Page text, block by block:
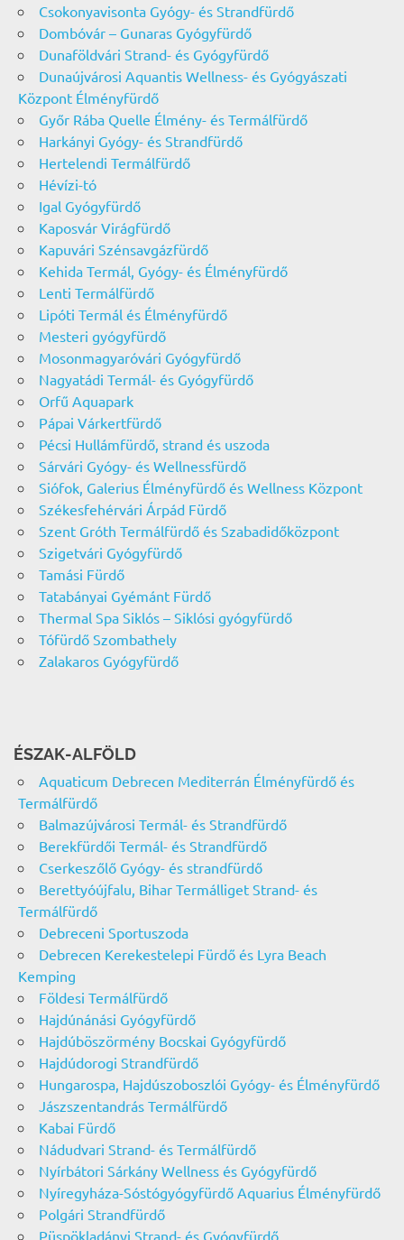
Csokonyavisonta Gyógy- és Strandfürdő
Dombóvár – Gunaras Gyógyfürdő
Dunaföldvári Strand- és Gyógyfürdő
Dunaújvárosi Aquantis Wellness- és Gyógyászati
Központ Élményfürdő
Győr Rába Quelle Élmény- és Termálfürdő
Harkányi Gyógy- és Strandfürdő
Hertelendi Termálfürdő
Hévízi-tó
Igal Gyógyfürdő
Kaposvár Virágfürdő
Kapuvári Szénsavgázfürdő
Kehida Termál, Gyógy- és Élményfürdő
Lenti Termálfürdő
Lipóti Termál és Élményfürdő
Mesteri gyógyfürdő
Mosonmagyaróvári Gyógyfürdő
Nagyatádi Termál- és Gyógyfürdő
Orfű Aquapark
Pápai Várkertfürdő
Pécsi Hullámfürdő, strand és uszoda
Sárvári Gyógy- és Wellnessfürdő
Siófok, Galerius Élményfürdő és Wellness Központ
Székesfehérvári Árpád Fürdő
Szent Gróth Termálfürdő és Szabadidőközpont
Szigetvári Gyógyfürdő
Tamási Fürdő
Tatabányai Gyémánt Fürdő
Thermal Spa Siklós – Siklósi gyógyfürdő
Tófürdő Szombathely
Zalakaros Gyógyfürdő
ÉSZAK-ALFÖLD
Aquaticum Debrecen Mediterrán Élményfürdő és
Termálfürdő
Balmazújvárosi Termál- és Strandfürdő
Berekfürdői Termál- és Strandfürdő
Cserkeszőlő Gyógy- és strandfürdő
Berettyóújfalu, Bihar Termálliget Strand- és
Termálfürdő
Debreceni Sportuszoda
Debrecen Kerekestelepi Fürdő és Lyra Beach
Kemping
Földesi Termálfürdő
Hajdúnánási Gyógyfürdő
Hajdúböszörmény Bocskai Gyógyfürdő
Hajdúdorogi Strandfürdő
Hungarospa, Hajdúszoboszlói Gyógy- és Élményfürdő
Jászszentandrás Termálfürdő
Kabai Fürdő
Nádudvari Strand- és Termálfürdő
Nyírbátori Sárkány Wellness és Gyógyfürdő
Nyíregyháza-Sóstógyógyfürdő Aquarius Élményfürdő
Polgári Strandfürdő
Püspökladányi Strand- és Gyógyfürdő